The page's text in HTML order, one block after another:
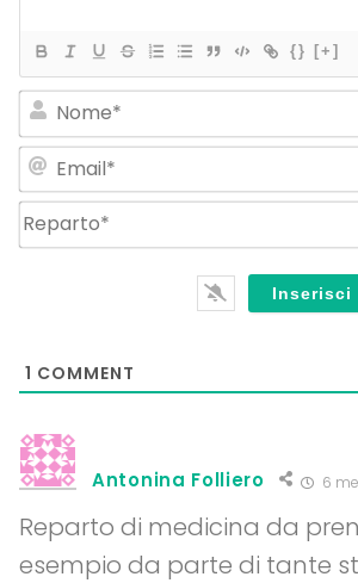
{} [+]
1 COMMENT
Antonina Folliero 6
Reparto di medicina da
esempio da parte di tante